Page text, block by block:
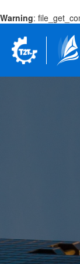
Warning: